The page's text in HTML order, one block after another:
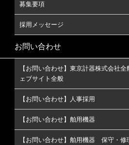
募集要項
採用メッセージ
お問い合わせ
【お問い合わせ】東京計器株式会社
ェブサイト全般
【お問い合わせ】人事採用
【お問い合わせ】舶用機器
【お問い合わせ】舶用機器 保守・修